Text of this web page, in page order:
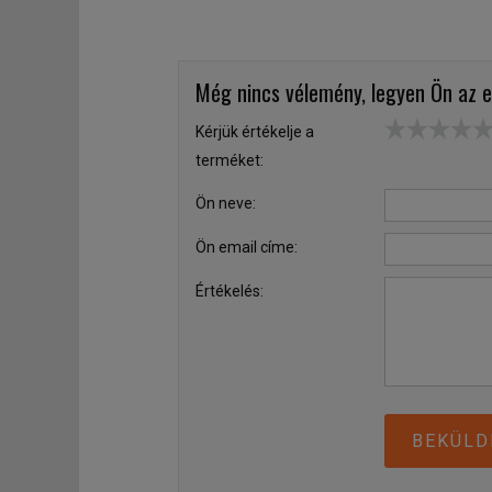
Még nincs vélemény, legyen Ön az
Kérjük értékelje a
terméket:
Ön neve:
Ön email címe:
Értékelés: